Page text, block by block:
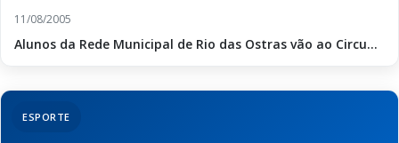
11/08/2005
Alunos da Rede Municipal de Rio das Ostras vão ao Circu...
ESPORTE